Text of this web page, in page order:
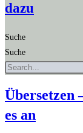
dazu
Suche
Suche
Über­set­zen
es an